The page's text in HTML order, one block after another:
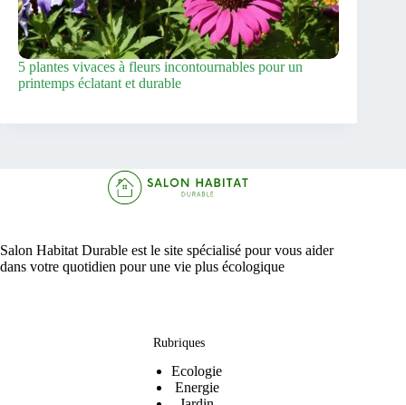
5 plantes vivaces à fleurs incontournables pour un
printemps éclatant et durable
Salon Habitat Durable est le site spécialisé pour vous aider
dans votre quotidien pour une vie plus écologique
Rubriques
Ecologie
Energie